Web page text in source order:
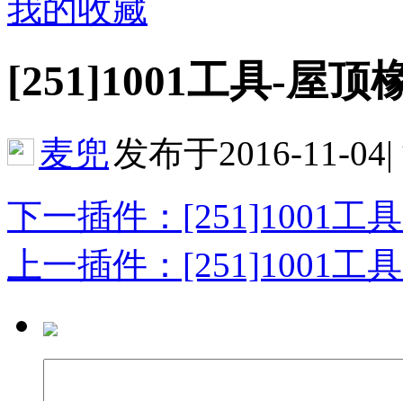
我的收藏
[251]1001工具-屋顶
麦兜发布于2016-11-04|
下一插件：[251]1001工
上一插件：[251]1001工